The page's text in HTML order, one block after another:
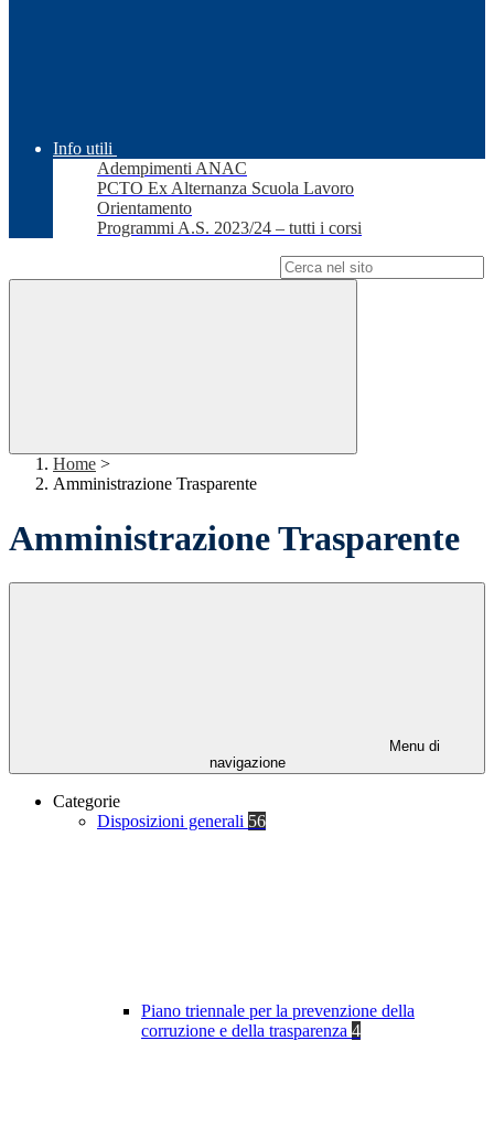
Info utili
Adempimenti ANAC
PCTO Ex Alternanza Scuola Lavoro
Orientamento
Programmi A.S. 2023/24 – tutti i corsi
Home >
Amministrazione Trasparente
Amministrazione Trasparente
Menu di
navigazione
Categorie
Disposizioni generali 56
Piano triennale per la prevenzione della
corruzione e della trasparenza 4